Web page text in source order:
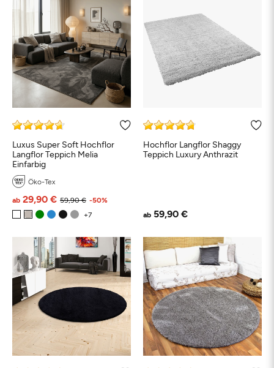
Luxus Super Soft Hochflor
Langflor Teppich Melia
Einfarbig
Öko-Tex
59,90 €
ab 29,90 € -50%
Hochflor Langflor Shaggy
Teppich Luxury Anthrazit
ab 59,90 €